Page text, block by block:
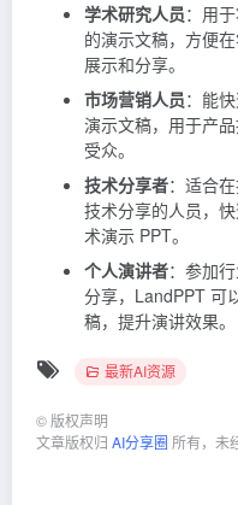
学术研究人员：用
的演示文稿，方便
展示和分享。
市场营销人员：能
演示文稿，用于产
受众。
技术分享者：适合
技术分享的人员，
术演示 PPT。
个人演讲者：参加
分享，LandPPT 可
稿，提升演讲效果。
最新AI资源
© 版权声明
文章版权归 AI分享圈 所有，未